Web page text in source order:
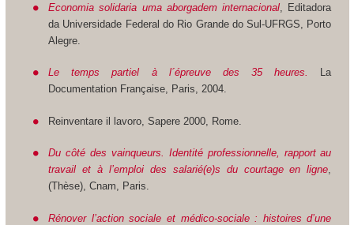
Economia solidaria uma aborgadem internacional , Editadora
da Universidade Federal do Rio Grande do Sul-UFRGS, Porto
Alegre.
Le temps partiel à l´épreuve des 35 heures.
La
Documentation Française, Paris, 2004.
Reinventare il lavoro, Sapere 2000, Rome.
Du côté des vainqueurs. Identité professionnelle, rapport au
travail et à l’emploi des salarié(e)s du courtage en ligne,
(Thèse), Cnam, Paris.
Rénover l’action sociale et médico-sociale : histoires d’une